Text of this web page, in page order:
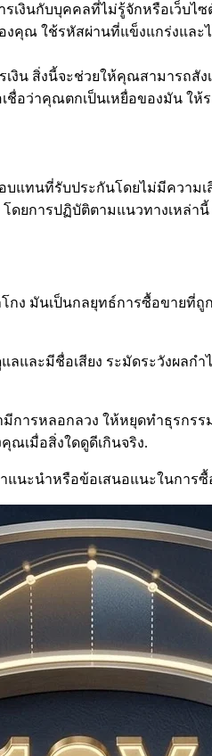
รเงินกับบุคคลที่ไม่รู้จักหรือเว็บ
คุณ ใช้รหัสผ่านที่แข็งแกร่งแ
งิน สิ่งนี้จะช่วยให้คุณสามารถ
อว่าคุณตกเป็นเหยื่อของมัน ให้
ทนที่รับประกันโดยไม่มีความ
ดยการปฏิบัติตามแนวทางเหล่
กง มันเป็นกลยุทธ์การซื้อขายที่ถู
ลและมีชื่อเสียง ระมัดระวังผล
การหลอกลวง ให้หยุดทำธุรกรร
เมื่อสิ่งใดดูดีเกินจริง.
นะนำหรือข้อเสนอแนะในการ